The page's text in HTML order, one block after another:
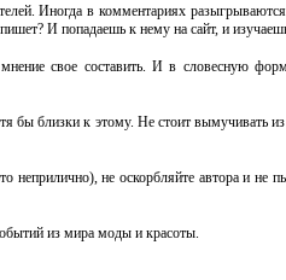
Иногда в комментариях
И попадаешь к нему на сайт, и
свое составить. И в словесную
близки к этому. Не стоит вымучивать
не оскорбляйте автора и не
из мира моды и красоты.